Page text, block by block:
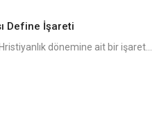
Define İşareti
dönemine ait bir işaret...